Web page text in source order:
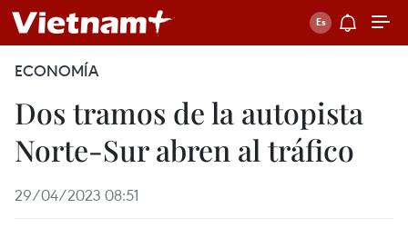
ECONOMÍA
Dos tramos de la autopista
Norte-Sur abren al tráfico
29/04/2023 08:51